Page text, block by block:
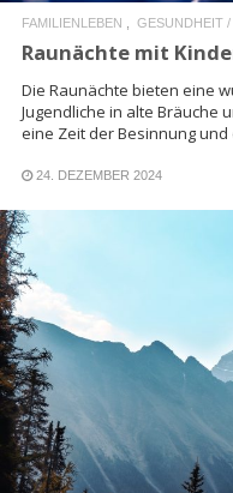
FAMILIENLEBEN GESUNDHEIT
Raunächte mit
Die Raunächte bieten eine
Jugendliche in alte Bräuche
eine Zeit der Besinnung
24. DEZEMBER 2024